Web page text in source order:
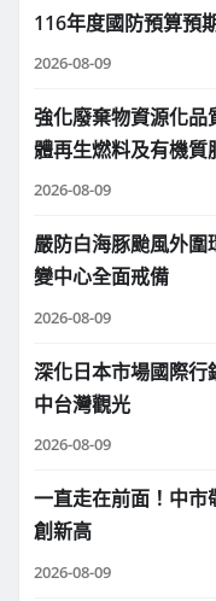
116年度國防預算預
2026-08-09
強化廢棄物資源化品
體再生燃料及有機質
2026-08-09
嚴防白海豚颱風外
變中心全面戒備
2026-08-09
深化日本市場國際行
中台灣觀光
2026-08-09
一直走在前面！中市
創新高
2026-08-09